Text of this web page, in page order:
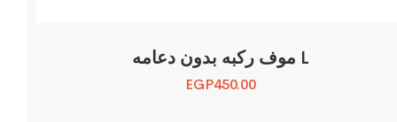
موف ركبه بدون دعامه L
EGP450.00